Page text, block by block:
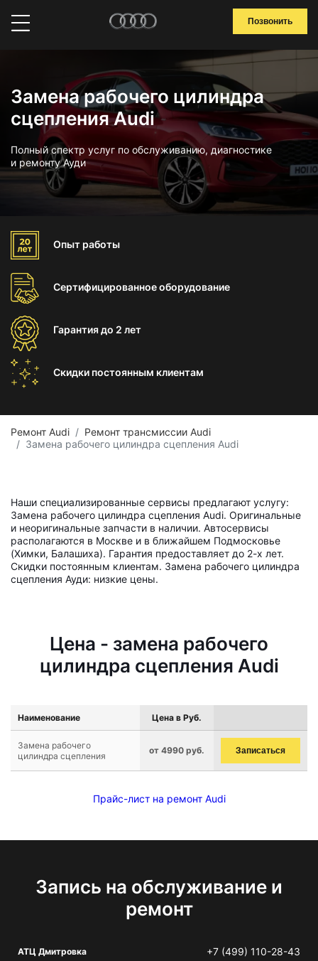
Позвонить
Замена рабочего цилиндра
сцепления Audi
Полный спектр услуг по обслуживанию, диагностике
и ремонту Ауди
Опыт работы
Сертифицированноеоборудование
Гарантиядо 2 лет
Скидки постоянным клиентам
Ремонт Audi
Ремонт трансмиссии Audi
Замена рабочего цилиндра сцепления Audi
Наши специализированные сервисы предлагают услугу:
Замена рабочего цилиндра сцепления Audi. Оригинальные
и неоригинальные запчасти в наличии. Автосервисы
располагаются в Москве и в ближайшем Подмосковье
(Химки, Балашиха). Гарантия предоставляет до 2-х лет.
Скидки постоянным клиентам. Замена рабочего цилиндра
сцепления Ауди: низкие цены.
Цена - замена рабочего
цилиндра сцепления Audi
Наименование Цена в Руб.
Замена рабочего
цилиндра сцепления
от 4990 руб. Записаться
Прайс-лист на ремонт Audi
Запись на обслуживание и
ремонт
АТЦ Дмитровка +7 (499) 110-28-43